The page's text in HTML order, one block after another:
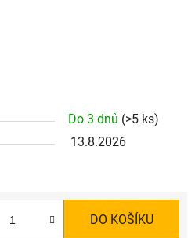
Do 3 dnů (>5 ks)
13.8.2026
DO KOŠÍKU